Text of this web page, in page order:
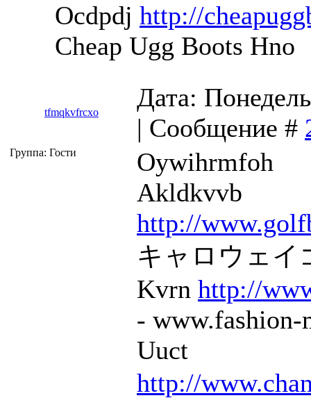
Ocdpdj http://
Cheap Ugg Boots Hno
tfmqkvfrcxo
Дата:
| Сообщение #
Группа: Гости
Oywihrmfoh
Akldkvvb
http://
キャロウェイ
Kvrn http://
- www.fashion-
Uuct
http://